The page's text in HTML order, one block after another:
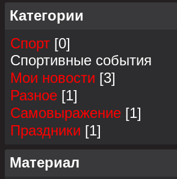
Категории
Спорт [0]
Спортивные события
Мои новости [3]
Разное [1]
Самовыражение [1]
Праздники [1]
Материал